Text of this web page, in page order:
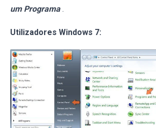
um Programa .
Utilizadores Windows 7: